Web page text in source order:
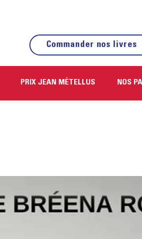
Commander nos livres
PRIX JEAN MÉTELLUS NOS